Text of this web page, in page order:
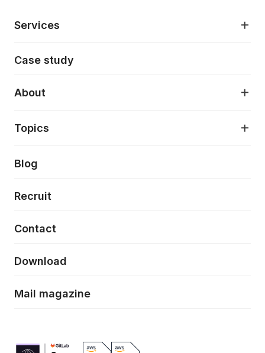
Services
AI駆動開発支援
モダナイゼーション
特徴量エンジニアリングと生成AI
デザインシステム構築支援
フロントエンド開発
Case study
About
About
当社が目指しているもの
Topics
Press release
News
Event/Seminer
Blog
Recruit
Contact
Download
Mail magazine